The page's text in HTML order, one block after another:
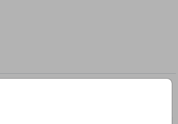
de kleuren of het lettertype.
Bekijk dan onze beeldbank.
hulp nodig? Neem gerust
je graag!
dit ook leuk